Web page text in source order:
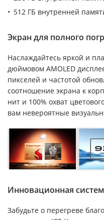
512 ГБ внутренней
Экран для полного
Наслаждайтесь яркой и
дюймовом AMOLED
пикселей и частотой
соотношение экрана к
нит и 100% охват
вам невероятные
Инновационная
Забудьте о перегреве